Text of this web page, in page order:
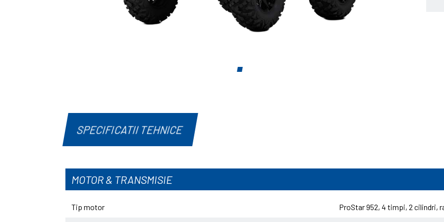
SPECIFICATII TEHNICE
MOTOR & TRANSMISIE
Tip motor ProStar 952, 4 timpi, 2 cilindri,